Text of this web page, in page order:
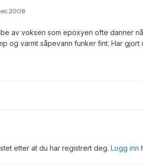
av voksen som epoxyen ofte danner
og varmt såpevann funker fint. Har gjort
etter at du har registrert deg. Logg inn